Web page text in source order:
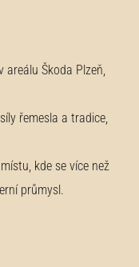
areálu Škoda Plzeň,
řemesla a tradice,
kde se více než
průmysl.